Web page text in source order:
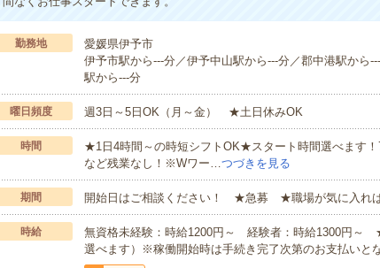
勤務地
愛媛県伊予市
伊予市駅から---分／伊予中山駅から---分／郡中港駅から
駅から---分
曜日頻度 週3日～5日OK（月～金） ★土日休みOK
時間
★1日4時間～の時短シフトOK★スタート時間選べます！
など残業なし！※Wワー…つづきを見る
期間 開始日はご相談ください！ ★急募 ★職場が気に入れば
時給
無資格未経験：時給1200円～ 経験者：時給1300円～
選べます）※稼働開始時は手続き完了次第のお支払いとな